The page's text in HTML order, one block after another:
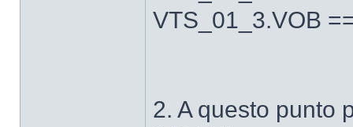
VTS_01_3.VOB
2. A questo punto